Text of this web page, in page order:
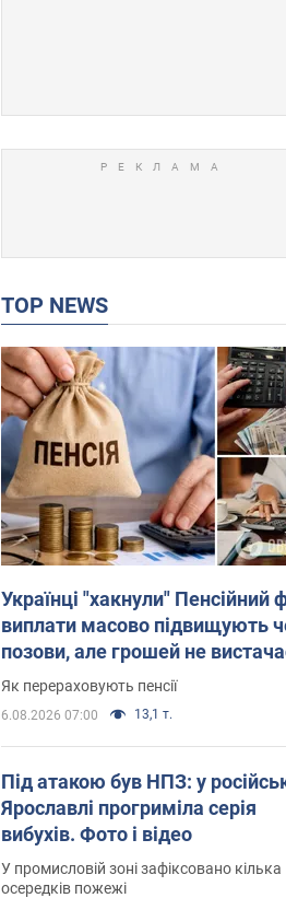
TOP NEWS
Українці "хакнули" Пенсійний
виплати масово підвищують
позови, але грошей не
Як перераховують пенсії
6.08.2026 07:00 13,1 т.
Під атакою був НПЗ: у
Ярославлі прогриміла серія
вибухів. Фото і відео
У промисловій зоні зафіксовано кілька
осередків пожежі